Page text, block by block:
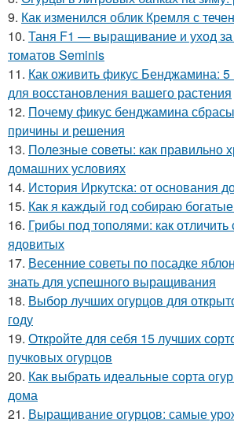
9. Как изменился облик Кремля с
10. Таня F1 — выращивание и уход
томатов Seminis
11. Как оживить фикус Бенджамина:
для восстановления вашего растения
12. Почему фикус бенджамина
причины и решения
13. Полезные советы: как правильно
домашних условиях
14. История Иркутска: от основания
15. Как я каждый год собираю
16. Грибы под тополями: как
ядовитых
17. Весенние советы по посадке
знать для успешного выращивания
18. Выбор лучших огурцов для
году
19. Откройте для себя 15 лучших
пучковых огурцов
20. Как выбрать идеальные сорта
дома
21. Выращивание огурцов: самые